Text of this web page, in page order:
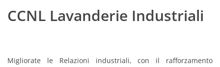
CCNL Lavanderie Industriali
Migliorate le Relazioni industriali, con il rafforzamento